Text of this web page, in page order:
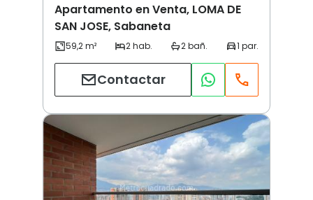
Apartamento en Venta, LOMA DE
SAN JOSE, Sabaneta
Contactar